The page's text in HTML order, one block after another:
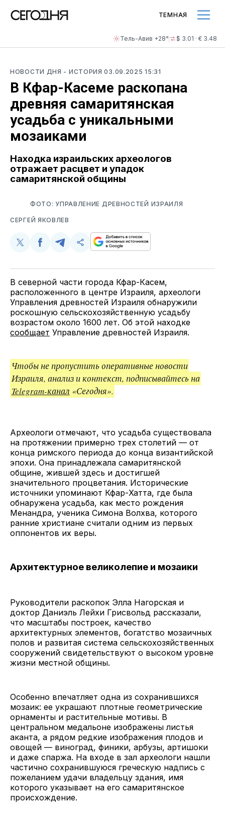
Тель-Авив +28° $ 3.01 · € 3.48
ТЕМНАЯ
НОВОСТИ ДНЯ - ИСТОРИЯ03.09.2025 15:31
В Кфар-Касеме раскопана
древняя самаритянская
усадьба с уникальными
мозаиками
Находка израильских археологов
отражает расцвет и упадок
самаритянской общины
ФОТО: УПРАВЛЕНИЕ ДРЕВНОСТЕЙ ИЗРАИЛЯ
СЕРГЕЙ ЯКОВЛЕВ
Поделиться
Twitter
Поделиться
Facebook
Поделиться
Telegram
Скопируйте
поделитесь
В северной части города Кфар-Касем,
расположенного в центре Израиля, археологи
Управления древностей Израиля обнаружили
роскошную сельскохозяйственную усадьбу
возрастом около 1600 лет. Об этой находке
сообщает Управление древностей Израиля.
Чтобы не пропустить оперативные новости
Израиля, анализ и контекст, подписывайтесь на
Telegram-канал «Сегодня».
Археологи отмечают, что усадьба существовала
на протяжении примерно трех столетий — от
конца римского периода до конца византийской
эпохи. Она принадлежала самаритянской
общине, жившей здесь и достигшей
значительного процветания. Исторические
источники упоминают Кфар-Хатта, где была
обнаружена усадьба, как место рождения
Менандра, ученика Симона Волхва, которого
ранние христиане считали одним из первых
оппонентов их веры.
Архитектурное великолепие и мозаики
Руководители раскопок Элла Нагорская и
доктор Даниэль Лейхи Грисвольд рассказали,
что масштабы построек, качество
архитектурных элементов, богатство мозаичных
полов и развитая система сельскохозяйственных
сооружений свидетельствуют о высоком уровне
жизни местной общины.
Особенно впечатляет одна из сохранившихся
мозаик: ее украшают плотные геометрические
орнаменты и растительные мотивы. В
центральном медальоне изображены листья
аканта, а рядом редкие изображения плодов и
овощей — виноград, финики, арбузы, артишоки
и даже спаржа. На входе в зал археологи нашли
частично сохранившуюся греческую надпись с
пожеланием удачи владельцу здания, имя
которого указывает на его самаритянское
происхождение.